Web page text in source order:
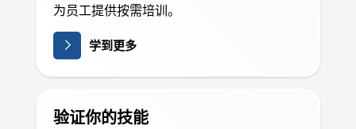
为员工提供按需培训。
学到更多
验证你的技能